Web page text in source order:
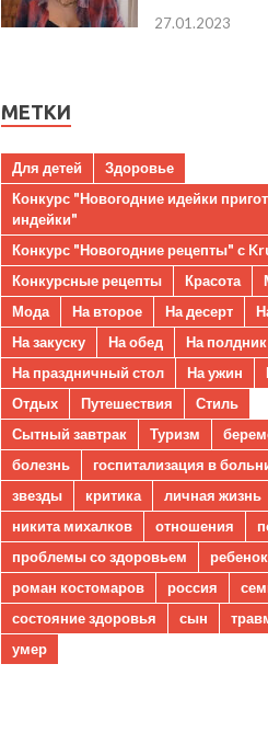
27.01.2023
МЕТКИ
Для детей
Здоровье
Конкурс "Новогодние идейки
индейки"
Конкурс "Новогодние рецепты" с
Конкурсные рецепты
Красота
Мода
На второе На десерт
На закуску
На обед
На полдник
На праздничный стол
На ужин
Отдых
Путешествия
Стиль
Сытный завтрак
Туризм
болезнь
госпитализация в
звезды
критика личная жизнь
никита михалков
отношения
проблемы со здоровьем
ребенок
роман костомаров
россия
состояние здоровья
сын
умер